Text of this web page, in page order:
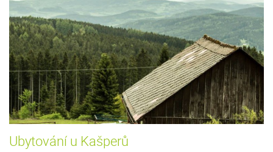
Ubytování u Kašperů